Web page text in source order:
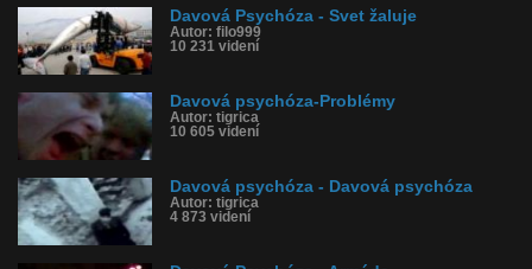
Davová Psychóza - Svet žaluje
Autor: filo999
10 231 videní
Davová psychóza-Problémy
Autor: tigrica
10 605 videní
Davová psychóza - Davová psychóza
Autor: tigrica
4 873 videní